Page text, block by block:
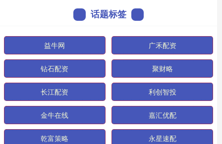
话题标签
益牛网 广禾配资
钻石配资 聚财略
长江配资 利创智投
金牛在线 嘉汇优配
乾富策略 永星速配